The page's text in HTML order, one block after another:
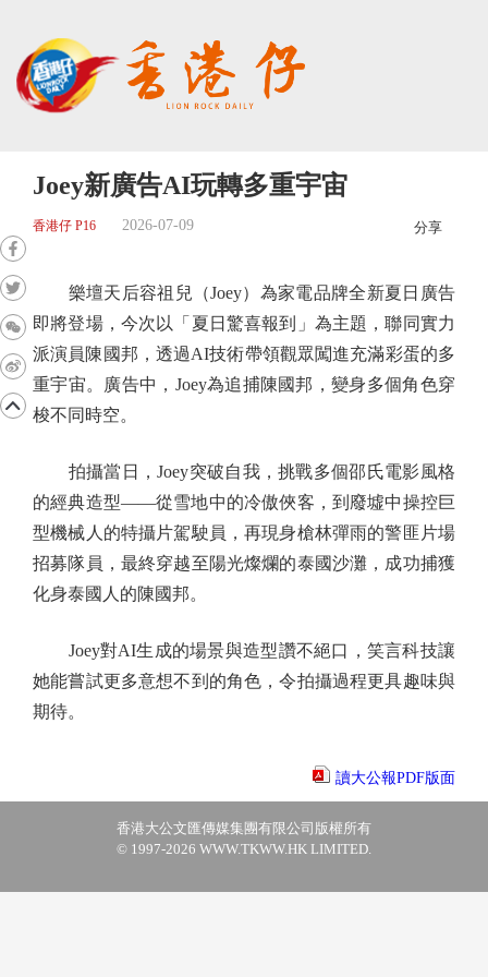
Joey新廣告AI玩轉多重宇宙
香港仔 P16 2026-07-09 分享
樂壇天后容祖兒（Joey）為家電品牌全新夏日廣告
即將登場，今次以「夏日驚喜報到」為主題，聯同實力
派演員陳國邦，透過AI技術帶領觀眾闖進充滿彩蛋的多
重宇宙。廣告中，Joey為追捕陳國邦，變身多個角色穿
梭不同時空。
拍攝當日，Joey突破自我，挑戰多個邵氏電影風格
的經典造型——從雪地中的冷傲俠客，到廢墟中操控巨
型機械人的特攝片駕駛員，再現身槍林彈雨的警匪片場
招募隊員，最終穿越至陽光燦爛的泰國沙灘，成功捕獲
化身泰國人的陳國邦。
Joey對AI生成的場景與造型讚不絕口，笑言科技讓
她能嘗試更多意想不到的角色，令拍攝過程更具趣味與
期待。
讀大公報PDF版面
香港大公文匯傳媒集團有限公司版權所有
© 1997-2026 WWW.TKWW.HK LIMITED.